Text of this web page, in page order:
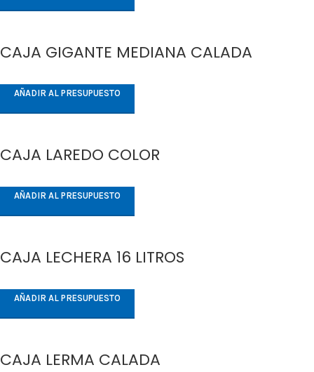
CAJA GIGANTE MEDIANA CALADA
AÑADIR AL PRESUPUESTO
CAJA LAREDO COLOR
AÑADIR AL PRESUPUESTO
CAJA LECHERA 16 LITROS
AÑADIR AL PRESUPUESTO
CAJA LERMA CALADA